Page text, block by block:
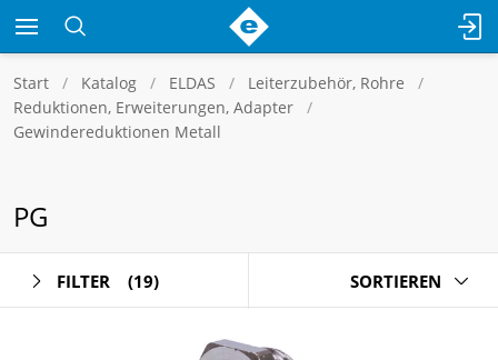
Start Katalog ELDAS
Leiterzubehör, Rohre
Reduktionen, Erweiterungen, Adapter
Gewindereduktionen Metall
PG
FILTER (19) SORTIEREN